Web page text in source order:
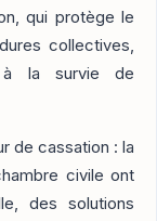
qui protège le
collectives,
à la survie de
de cassation : la
civile ont
des solutions